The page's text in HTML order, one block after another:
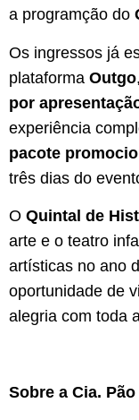
a programção do
Os ingressos já
plataforma Outgo
por apresentaçã
experiência
pacote
três dias do
O Quintal de Hist
arte e o teatro
artísticas no ano
oportunidade de
alegria com toda
Sobre a Cia.